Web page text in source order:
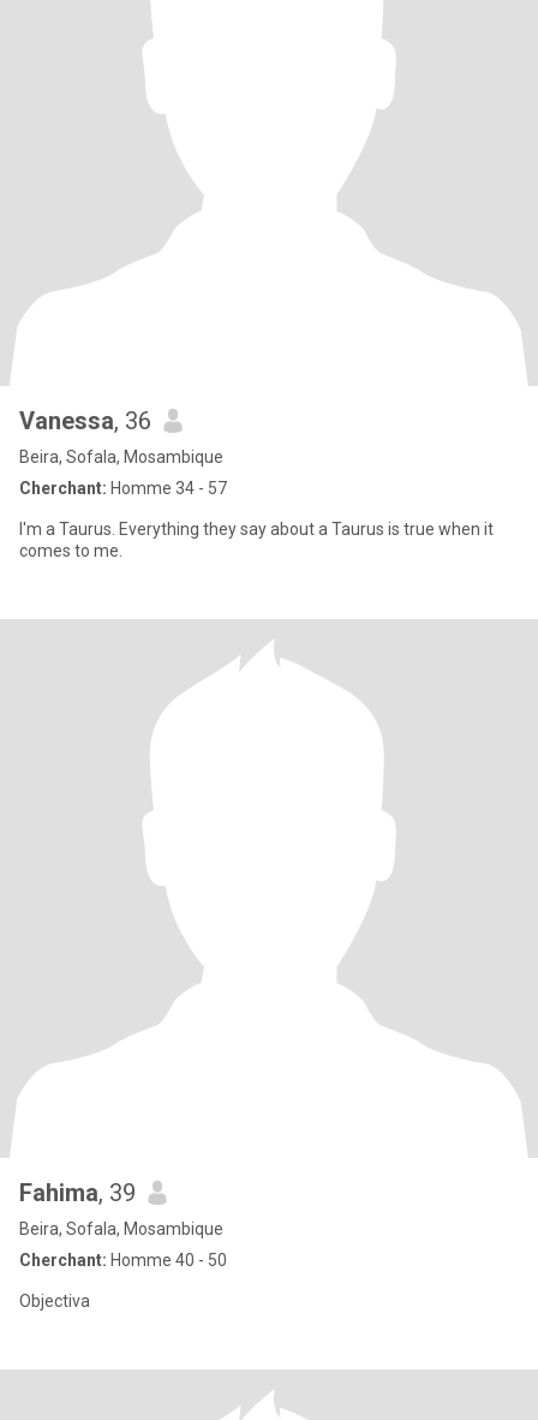
Vanessa, 36
Beira, Sofala, Mosambique
Cherchant: Homme 34 - 57
I'm a Taurus. Everything they say about a Taurus is true when it
comes to me.
Fahima, 39
Beira, Sofala, Mosambique
Cherchant: Homme 40 - 50
Objectiva